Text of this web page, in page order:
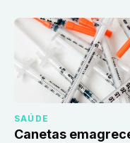
SAÚDE
Canetas